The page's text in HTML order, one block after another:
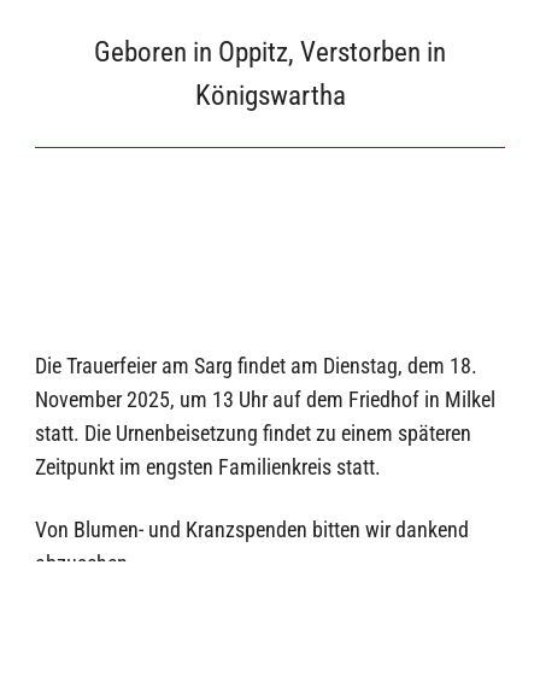
Geboren in Oppitz, Verstorben in
Königswartha
Die Trauerfeier am Sarg findet am Dienstag, dem 18.
November 2025, um 13 Uhr auf dem Friedhof in Milkel
statt. Die Urnenbeisetzung findet zu einem späteren
Zeitpunkt im engsten Familienkreis statt.
Von Blumen- und Kranzspenden bitten wir dankend
abzusehen.